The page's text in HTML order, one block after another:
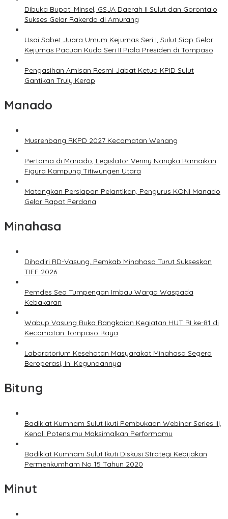
Dibuka Bupati Minsel, GSJA Daerah II Sulut dan Gorontalo
Sukses Gelar Rakerda di Amurang
Usai Sabet Juara Umum Kejurnas Seri I, Sulut Siap Gelar
Kejurnas Pacuan Kuda Seri II Piala Presiden di Tompaso
Pengasihan Amisan Resmi Jabat Ketua KPID Sulut
Gantikan Truly Kerap
Manado
Musrenbang RKPD 2027 Kecamatan Wenang
Pertama di Manado, Legislator Venny Nangka Ramaikan
Figura Kampung Titiwungen Utara
Matangkan Persiapan Pelantikan, Pengurus KONI Manado
Gelar Rapat Perdana
Minahasa
Dihadiri RD-Vasung, Pemkab Minahasa Turut Sukseskan
TIFF 2026
Pemdes Sea Tumpengan Imbau Warga Waspada
Kebakaran
Wabup Vasung Buka Rangkaian Kegiatan HUT RI ke-81 di
Kecamatan Tompaso Raya
Laboratorium Kesehatan Masyarakat Minahasa Segera
Beroperasi, Ini Kegunaannya
Bitung
Badiklat Kumham Sulut Ikuti Pembukaan Webinar Series III,
Kenali Potensimu Maksimalkan Performamu
Badiklat Kumham Sulut Ikuti Diskusi Strategi Kebijakan
Permenkumham No 15 Tahun 2020
Minut